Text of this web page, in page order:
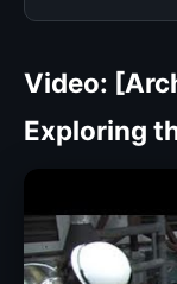
Video:
Exploring